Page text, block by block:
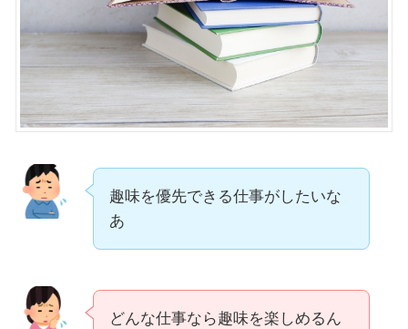
趣味を優先できる仕事がしたいな
あ
どんな仕事なら趣味を楽しめるん